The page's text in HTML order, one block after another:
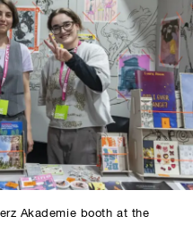
Akademie booth at the